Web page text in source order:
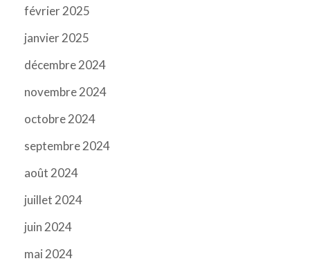
février 2025
janvier 2025
décembre 2024
novembre 2024
octobre 2024
septembre 2024
août 2024
juillet 2024
juin 2024
mai 2024